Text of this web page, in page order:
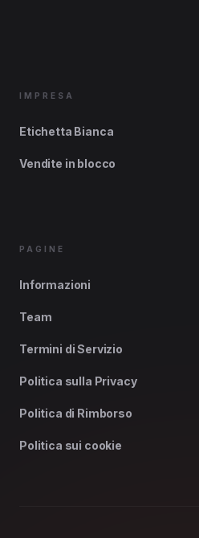
IMPRESA
Etichetta Bianca
Vendite in blocco
PAGINE
Informazioni
Team
Termini di Servizio
Politica sulla Privacy
Politica di Rimborso
Politica sui cookie